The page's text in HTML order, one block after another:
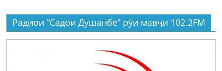
Радиои “Садои Душанбе” рӯи мавҷи 102.2FM